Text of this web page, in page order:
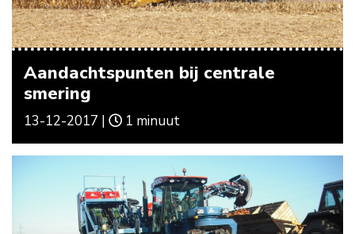
Aandachtspunten bij centrale
smering
13-12-2017 | 1 minuut